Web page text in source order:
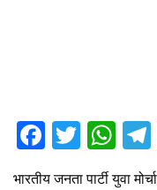
F
T
wi
W
भारतीय जनता पार्टी युवा